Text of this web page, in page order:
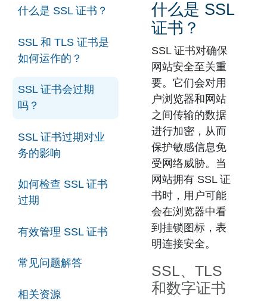
什么是 SSL 证书？
SSL 和 TLS 证书是
如何运作的？
SSL 证书会过期
吗？
SSL 证书过期对业
务的影响
如何检查 SSL 证书
过期
有效管理 SSL 证书
常见问题解答
相关资源
什么是 SSL
证书？
SSL 证书对确保
网站安全至关重
要。它们会对用
户浏览器和网站
之间传输的数据
进行加密，从而
保护敏感信息免
受网络威胁。当
网站拥有 SSL 证
书时，用户可能
会在浏览器中看
到挂锁图标，表
明连接安全。
SSL、TLS
和数字证书